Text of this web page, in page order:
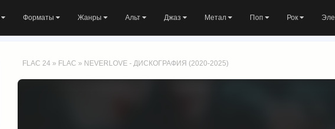
Форматы Жанры Альт Джаз Метал Поп Рок
FLAC 24 » FLAC » NEVERLOVE - ДИСКОГРАФИЯ (2020-2025)